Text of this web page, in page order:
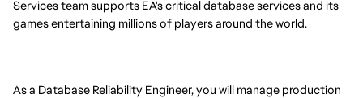
Services team supports EA's critical database services and its
games entertaining millions of players around the world.
As a Database Reliability Engineer, you will manage production